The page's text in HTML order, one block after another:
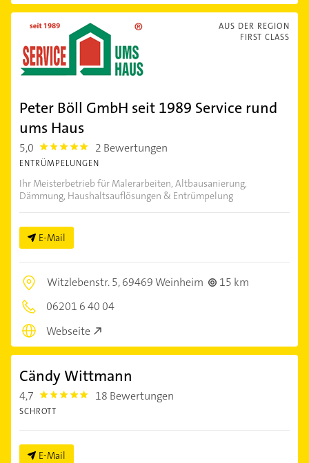
AUS DER REGION
FIRST CLASS
Peter Böll GmbH seit 1989 Service rund
ums Haus
5,0 5.0 2 Bewertungen
ENTRÜMPELUNGEN
Ihr Meisterbetrieb für Malerarbeiten, Altbausanierung,
Dämmung, Haushaltsauflösungen & Entrümpelung
E-Mail
Witzlebenstr. 5,69469 Weinheim
15 km
06201 6 40 04
Webseite
Cändy Wittmann
4,7 4.7000003 18 Bewertungen
SCHROTT
E-Mail